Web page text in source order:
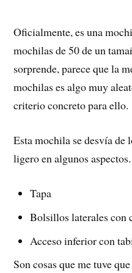
Oficialmente, es una
mochilas de 50 de un
sorprende, parece que la
mochilas es algo muy
criterio concreto para ello.
Esta mochila se desvía
ligero en algunos
Tapa
Bolsillos laterales con
Acceso inferior con
Son cosas que me tuve